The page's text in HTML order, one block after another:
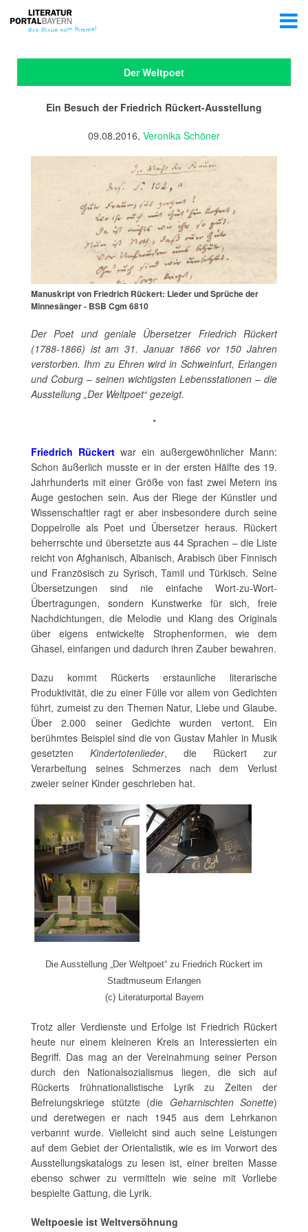
Der Weltpoet
Ein Besuch der Friedrich Rückert-Ausstellung
09.08.2016, Veronika Schöner
Manuskript von Friedrich Rückert: Lieder und Sprüche der
Minnesänger - BSB Cgm 6810
Der Poet und geniale Übersetzer Friedrich Rückert
(1788-1866) ist am 31. Januar 1866 vor 150 Jahren
verstorben. Ihm zu Ehren wird in Schweinfurt, Erlangen
und Coburg – seinen wichtigsten Lebensstationen – die
Ausstellung „Der Weltpoet“ gezeigt.
*
Friedrich Rückert war ein außergewöhnlicher Mann:
Schon äußerlich musste er in der ersten Hälfte des 19.
Jahrhunderts mit einer Größe von fast zwei Metern ins
Auge gestochen sein. Aus der Riege der Künstler und
Wissenschaftler ragt er aber insbesondere durch seine
Doppelrolle als Poet und Übersetzer heraus. Rückert
beherrschte und übersetzte aus 44 Sprachen – die Liste
reicht von Afghanisch, Albanisch, Arabisch über Finnisch
und Französisch zu Syrisch, Tamil und Türkisch. Seine
Übersetzungen sind nie einfache Wort-zu-Wort-
Übertragungen, sondern Kunstwerke für sich, freie
Nachdichtungen, die Melodie und Klang des Originals
über eigens entwickelte Strophenformen, wie dem
Ghasel, einfangen und dadurch ihren Zauber bewahren.
Dazu kommt Rückerts erstaunliche literarische
Produktivität, die zu einer Fülle vor allem von Gedichten
führt, zumeist zu den Themen Natur, Liebe und Glaube.
Über 2.000 seiner Gedichte wurden vertont. Ein
berühmtes Beispiel sind die von Gustav Mahler in Musik
gesetzten Kindertotenlieder, die Rückert zur
Verarbeitung seines Schmerzes nach dem Verlust
zweier seiner Kinder geschrieben hat.
Die Ausstellung „Der Weltpoet“ zu Friedrich Rückert im
Stadtmuseum Erlangen
(c) Literaturportal Bayern
Trotz aller Verdienste und Erfolge ist Friedrich Rückert
heute nur einem kleineren Kreis an Interessierten ein
Begriff. Das mag an der Vereinahmung seiner Person
durch den Nationalsozialismus liegen, die sich auf
Rückerts frühnationalistische Lyrik zu Zeiten der
Befreiungskriege stützte (die Geharnischten Sonette)
und deretwegen er nach 1945 aus dem Lehrkanon
verbannt wurde. Vielleicht sind auch seine Leistungen
auf dem Gebiet der Orientalistik, wie es im Vorwort des
Ausstellungskatalogs zu lesen ist, einer breiten Masse
ebenso schwer zu vermitteln wie seine mit Vorliebe
bespielte Gattung, die Lyrik.
Weltpoesie ist Weltversöhnung